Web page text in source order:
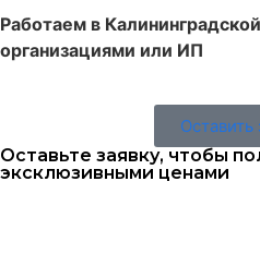
Работаем в
организациями или ИП
Оставить
Оставьте заявку, чтобы
эксклюзивными ценами